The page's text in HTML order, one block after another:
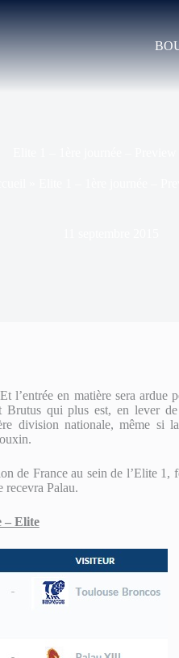
en matière sera ardue
qui plus est, en lever
division nationale, même si la
de France au sein de l’Elite 1,
recevra Palau.
– Elite